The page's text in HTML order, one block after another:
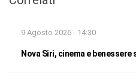
9 Agosto 2026 - 14:30
Nova Siri, cinema e benessere